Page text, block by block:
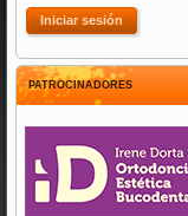
PATROCINADORES